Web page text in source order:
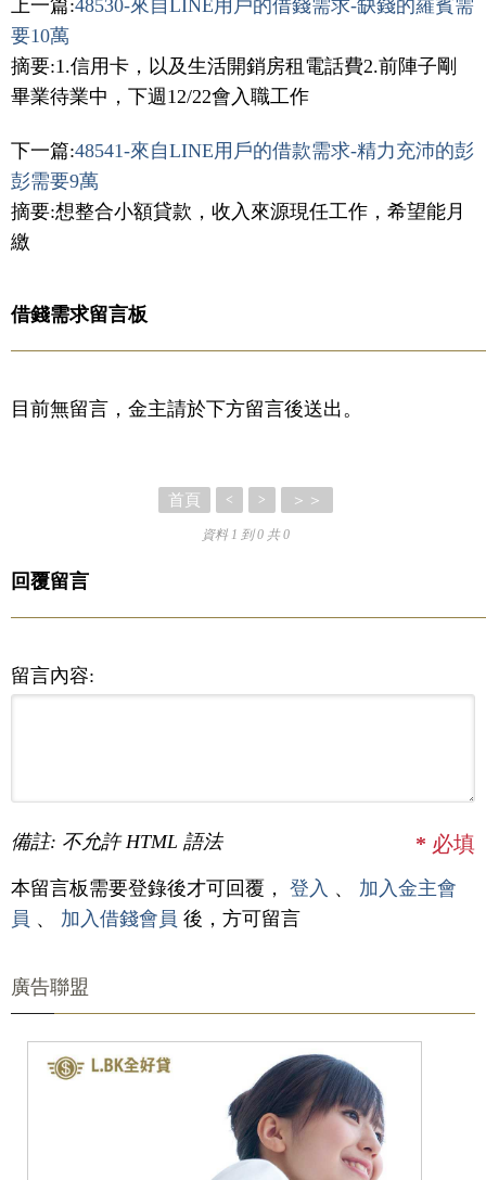
上一篇:48530-來自LINE用戶的借錢需求-缺錢的羅賓需
要10萬
摘要:1.信用卡，以及生活開銷房租電話費2.前陣子剛
畢業待業中，下週12/22會入職工作
下一篇:48541-來自LINE用戶的借款需求-精力充沛的彭
彭需要9萬
摘要:想整合小額貸款，收入來源現任工作，希望能月
繳
借錢需求留言板
目前無留言，金主請於下方留言後送出。
首頁 < > ＞＞
資料 1 到 0 共 0
回覆留言
留言內容:
備註: 不允許 HTML 語法 * 必填
本留言板需要登錄後才可回覆， 登入 、 加入金主會
員 、 加入借錢會員 後，方可留言
廣告聯盟